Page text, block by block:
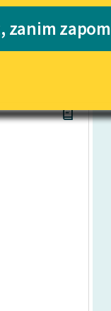
dla
i
dla
zanim